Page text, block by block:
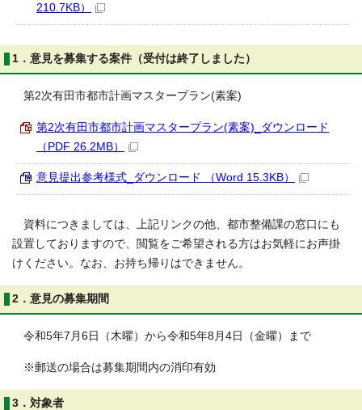
210.7KB）
1．意見を募集する案件（受付は終了しました）
第2次有田市都市計画マスタープラン(素案)
第2次有田市都市計画マスタープラン(素案)_ダウンロード
（PDF 26.2MB）
意見提出参考様式_ダウンロード （Word 15.3KB）
資料につきましては、上記リンクの他、都市整備課の窓口にも
設置しておりますので、閲覧をご希望される方はお気軽にお声掛
けください。なお、お持ち帰りはできません。
2．意見の募集期間
令和5年7月6日（木曜）から令和5年8月4日（金曜）まで
※郵送の場合は募集期間内の消印有効
3．対象者